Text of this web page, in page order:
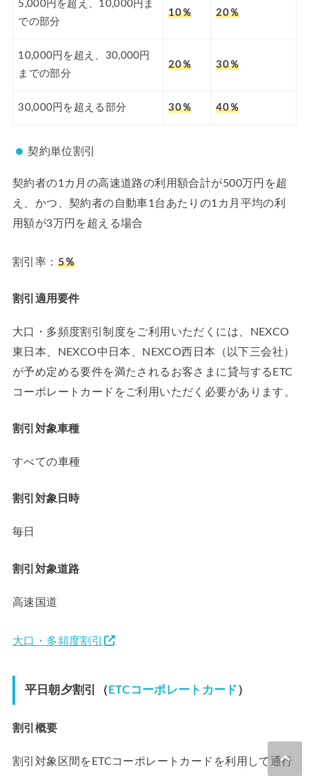
5,000円を超え、10,000円ま
での部分
10％ 20％
10,000円を超え、30,000円
までの部分
20％ 30％
30,000円を超える部分 30％ 40％
契約単位割引
契約者の1カ月の高速道路の利用額合計が500万円を超
え、かつ、契約者の自動車1台あたりの1カ月平均の利
用額が3万円を超える場合
割引率： 5％
割引適用要件
大口・多頻度割引制度をご利用いただくには、NEXCO
東日本、NEXCO中日本、NEXCO西日本（以下三会社）
が予め定める要件を満たされるお客さまに貸与するETC
コーポレートカードをご利用いただく必要があります。
割引対象車種
すべての車種
割引対象日時
毎日
割引対象道路
高速国道
大口・多頻度割引
平日朝夕割引（ ETCコーポレートカード）
割引概要
割引対象区間をETCコーポレートカードを利用して通行